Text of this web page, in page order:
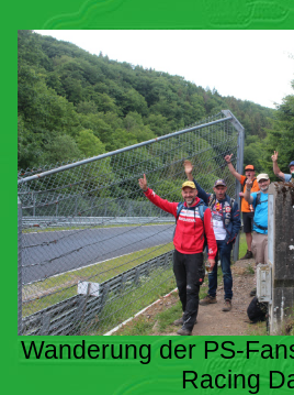
Wanderung der PS-
Racing